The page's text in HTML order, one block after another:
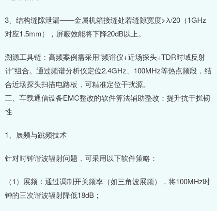
3、结构缝隙泄漏——金属机箱接缝处若缝隙宽度>λ/20（1GHz
对应1.5mm），屏蔽效能将下降20dB以上。
溯源工具链：高频案例需采用“频谱仪+近场探头+TDR时域反射
计”组合。通过频谱分析仪定位2.4GHz、100MHz等热点频段，结
合近场探头扫描电路板，可精准定位干扰源。
三、车载通信设备EMC整改的软件算法辅助整改：提升抗干扰韧
性
1、展频与跳频技术
针对时钟谐波辐射问题，可采用以下软件策略：
（1）展频：通过调制开关频率（如三角波展频），将100MHz时
钟的三次谐波辐射降低18dB；